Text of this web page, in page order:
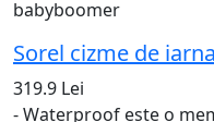
babyboomer
Sorel cizme de
319.9 Lei
- Waterproof este o